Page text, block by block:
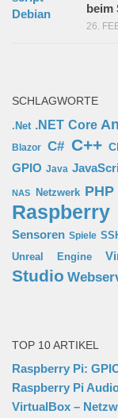
beim
26.
SCHLAGWORTE
.Net .NET Core
Blazor C# C++
GPIO Java
NAS Netzwerk PHP
Sensoren Spiele
Unreal Engine
Studio
TOP 10 ARTIKEL
Raspberry Pi:
Raspberry Pi
VirtualBox –